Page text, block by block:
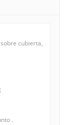
cubierta,
.